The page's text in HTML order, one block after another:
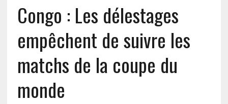
Congo : Les délestages
empêchent de suivre les
matchs de la coupe du
monde